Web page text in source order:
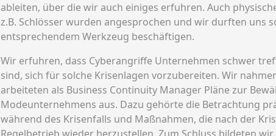
ableiten, über die wir auch einiges erfuhren. Auch
z.B. Schlösser wurden angesprochen und wir durften uns
entsprechendem Werkzeug beschäftigen.
Wir erfuhren, dass Cyberangriffe Unternehmen schwer
sind, sich für solche Krisenlagen vorzubereiten. Wir
arbeiteten als Business Continuity Manager Pläne zur
Modeunternehmens aus. Dazu gehörte die Betrachtung
während des Krisenfalls und Maßnahmen, die nach der